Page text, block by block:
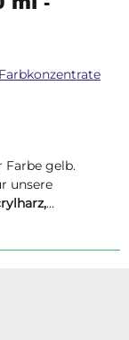
Farbkonzentrate
Farbe gelb.
unsere